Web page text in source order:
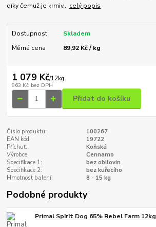
díky čemuž je krmiv... celý popis
Dostupnost
Skladem
Měrná cena
89,92 Kč / kg
1 079 Kč/12kg
963 Kč bez DPH
Přidat do košíku
Číslo produktu:
100267
EAN kód:
19722
Příchuť:
Koňská
Výrobce:
Cennamo
Specifikace 1:
bez obilovin
Specifikace 2:
bez kuřecího
Hmotnost balení:
8 - 15 kg
Podobné produkty
Primal Spirit Dog 65% Rebel Farm 12kg